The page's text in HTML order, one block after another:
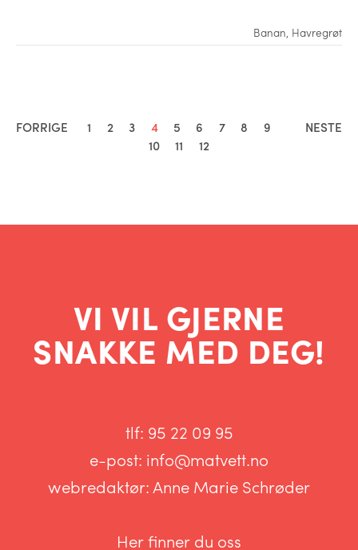
Banan Havregrøt
FORRIGE 1 2 3 4 5 6 7 8
9
10
11 12
NESTE
VI VIL GJERNE
SNAKKE MED DEG!
tlf: 95 22 09 95
e-post: info@matvett.no
webredaktør:Anne Marie Schrøder
Her finner du oss